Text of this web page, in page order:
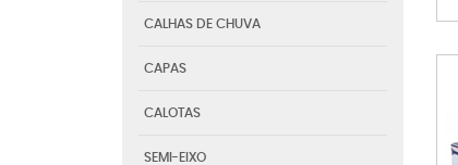
CALHAS DE CHUVA
CAPAS
CALOTAS
SEMI-EIXO